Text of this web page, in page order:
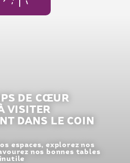
DE CŒUR
VISITER
DANS LE COIN
espaces, explorez nos
nos bonnes tables